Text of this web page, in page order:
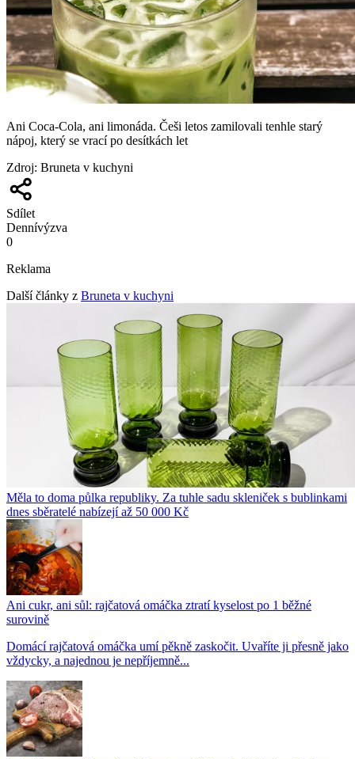
Ani Coca-Cola, ani limonáda. Češi letos zamilovali tenhle starý
nápoj, který se vrací po desítkách let
Zdroj: Bruneta v kuchyni
Sdílet
Dennívýzva
0
Reklama
Další články z Bruneta v kuchyni
Měla to doma půlka republiky. Za tuhle sadu skleniček s bublinkami
dnes sběratelé nabízejí až 50 000 Kč
Ani cukr, ani sůl: rajčatová omáčka ztratí kyselost po 1 běžné
surovině
Domácí rajčatová omáčka umí pěkně zaskočit. Uvaříte ji přesně jako
vždycky, a najednou je nepříjemně...